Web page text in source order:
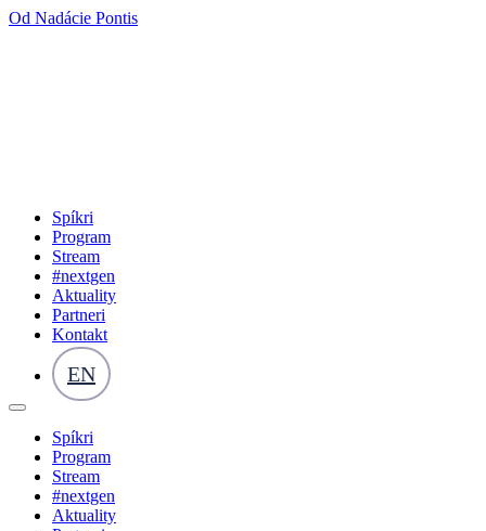
Od Nadácie Pontis
Spíkri
Program
Stream
#nextgen
Aktuality
Partneri
Kontakt
EN
Spíkri
Program
Stream
#nextgen
Aktuality